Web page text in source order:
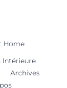
Home
Intérieure
Archives